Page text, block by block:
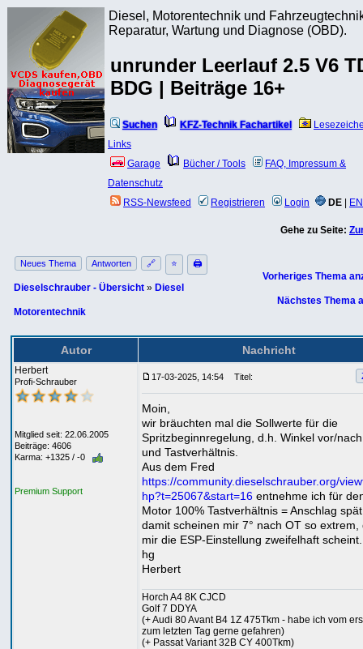
Diesel, Motorentechnik und
Reparatur, Wartung und Diagnose (OBD).
unrunder Leerlauf 2.5 V6
BDG | Beiträge 16+
Suchen KFZ-Technik Fachartikel
Links
Garage
Bücher / Tools
FAQ, Impressum &
Datenschutz
RSS-Newsfeed
Registrieren Login DE EN
Gehe zu Seite:
Neues Thema Antworten 🔗 ⭐ 🖨
Dieselschrauber - Übersicht » Diesel
Motorentechnik
Vorheriges Thema
Nächstes Thema
Autor Nachricht
Herbert
Profi-Schrauber
Mitglied seit: 22.06.2005
Beiträge: 4606
Karma: +1325 / -0
Premium Support
17-03-2025, 14:54 Titel:
Moin,
wir bräuchten mal die Sollwerte für die
Spritzbeginnregelung, d.h. Winkel vor/
und Tastverhältnis.
Aus dem Fred
https://community.dieselschrauber.org/
hp?t=25067&start=16 entnehme ich für
Motor 100% Tastverhältnis = Anschlag
damit scheinen mir 7° nach OT so extrem,
mir die ESP-Einstellung zweifelhaft scheint.
hg
Herbert
Horch A4 8K CJCD
Golf 7 DDYA
(+ Audi 80 Avant B4 1Z 475Tkm - habe ich vom
zum letzten Tag gerne gefahren)
(+ Passat Variant 32B CY 400Tkm)